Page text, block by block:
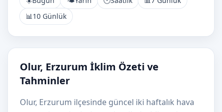
📊10 Günlük
Olur, Erzurum İklim Özeti ve
Tahminler
Olur, Erzurum ilçesinde güncel iki haftalık hava